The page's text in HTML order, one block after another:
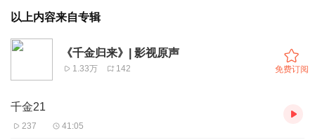
以上内容来自专辑
《千金归来》| 影视原声
1.33万 142 免费订阅
千金21
237 41:05